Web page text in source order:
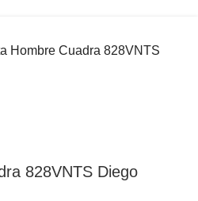
Hombre Cuadra 828VNTS
828VNTS Diego